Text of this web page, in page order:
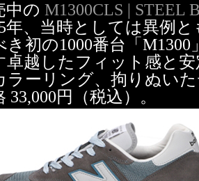
中の M1300CLS | STEEL
年、当時としては異例
き初の1000番台「
卓越したフィット感と
ラーリング、拘りぬい
33,000円（税込）。